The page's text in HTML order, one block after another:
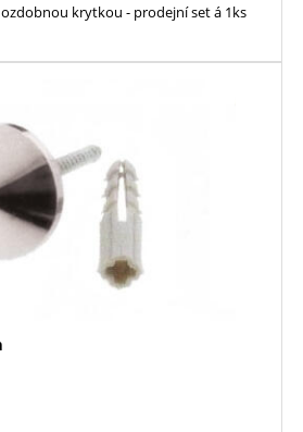
krytkou - prodejní set á 1ks